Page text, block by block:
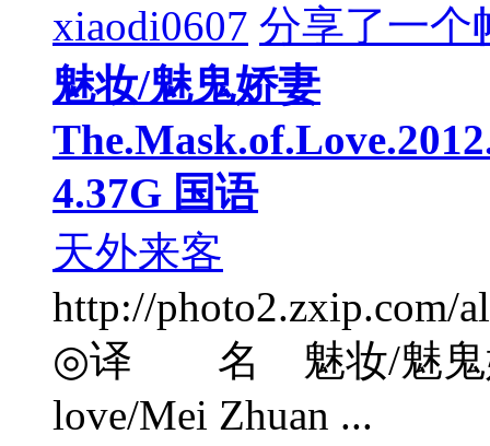
xiaodi0607 分享了一个
魅妆/魅鬼娇妻
4.37G 国语
天外来客
http://photo2.zxip.com/
◎译 名 魅妆/魅鬼
love/Mei Zhuan ...